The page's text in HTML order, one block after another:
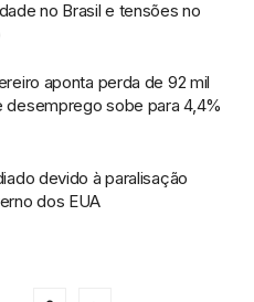
no Brasil e tensões no
aponta perda de 92 mil
desemprego sobe para 4,4%
devido à paralisação
dos EUA